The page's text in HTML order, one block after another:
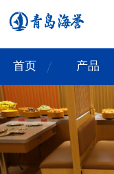
首页 产品
我们